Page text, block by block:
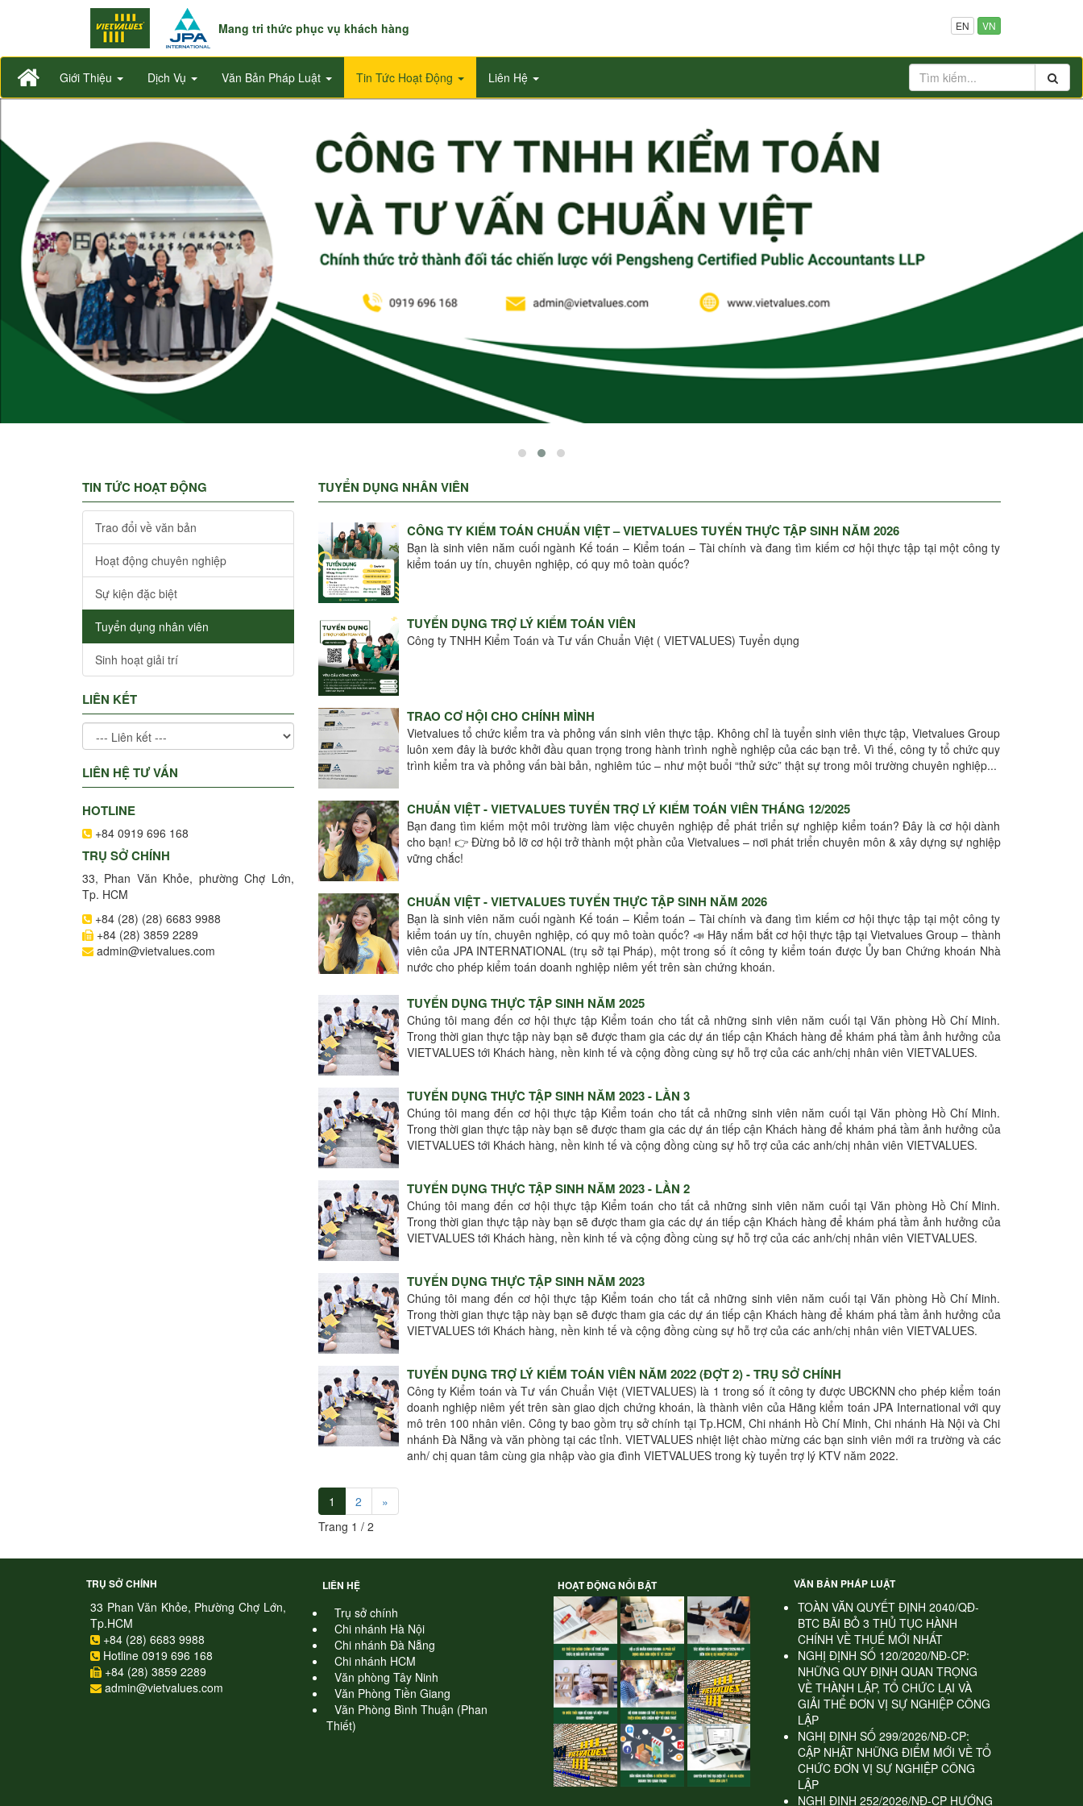
Mang tri thức phục vụ khách hàng EN VN
Giới Thiệu Dịch Vụ Văn Bản Pháp Luật Tin Tức Hoạt Động Liên Hệ
TIN TỨC HOẠT ĐỘNG
Trao đổi về văn bản
Hoạt động chuyên nghiệp
Sự kiện đặc biệt
Tuyển dụng nhân viên
Sinh hoạt giải trí
LIÊN KẾT
LIÊN HỆ TƯ VẤN
HOTLINE
+84 0919 696 168
TRỤ SỞ CHÍNH
33, Phan Văn Khỏe, phường Chợ Lớn,
Tp. HCM
+84 (28) (28) 6683 9988
+84 (28) 3859 2289
admin@vietvalues.com
TUYỂN DỤNG NHÂN VIÊN
CÔNG TY KIỂM TOÁN CHUẨN VIỆT – VIETVALUES TUYỂN THỰC TẬP SINH NĂM 2026
Bạn là sinh viên năm cuối ngành Kế toán – Kiểm toán – Tài chính và đang tìm kiếm cơ hội thực tập tại một công ty
kiểm toán uy tín, chuyên nghiệp, có quy mô toàn quốc?
TUYỂN DỤNG TRỢ LÝ KIỂM TOÁN VIÊN
Công ty TNHH Kiểm Toán và Tư vấn Chuẩn Việt ( VIETVALUES) Tuyển dụng
TRAO CƠ HỘI CHO CHÍNH MÌNH
Vietvalues tổ chức kiểm tra và phỏng vấn sinh viên thực tập. Không chỉ là tuyển sinh viên thực tập, Vietvalues Group
luôn xem đây là bước khởi đầu quan trọng trong hành trình nghề nghiệp của các bạn trẻ. Vì thế, công ty tổ chức quy
trình kiểm tra và phỏng vấn bài bản, nghiêm túc – như một buổi “thử sức” thật sự trong môi trường chuyên nghiệp...
CHUẨN VIỆT - VIETVALUES TUYỂN TRỢ LÝ KIỂM TOÁN VIÊN THÁNG 12/2025
Bạn đang tìm kiếm một môi trường làm việc chuyên nghiệp để phát triển sự nghiệp kiểm toán? Đây là cơ hội dành
cho bạn! 👉 Đừng bỏ lỡ cơ hội trở thành một phần của Vietvalues – nơi phát triển chuyên môn & xây dựng sự nghiệp
vững chắc!
CHUẨN VIỆT - VIETVALUES TUYỂN THỰC TẬP SINH NĂM 2026
Bạn là sinh viên năm cuối ngành Kế toán – Kiểm toán – Tài chính và đang tìm kiếm cơ hội thực tập tại một công ty
kiểm toán uy tín, chuyên nghiệp, có quy mô toàn quốc? 📣 Hãy nắm bắt cơ hội thực tập tại Vietvalues Group – thành
viên của JPA INTERNATIONAL (trụ sở tại Pháp), một trong số ít công ty kiểm toán được Ủy ban Chứng khoán Nhà
nước cho phép kiểm toán doanh nghiệp niêm yết trên sàn chứng khoán.
TUYỂN DỤNG THỰC TẬP SINH NĂM 2025
Chúng tôi mang đến cơ hội thực tập Kiểm toán cho tất cả những sinh viên năm cuối tại Văn phòng Hồ Chí Minh.
Trong thời gian thực tập này bạn sẽ được tham gia các dự án tiếp cận Khách hàng để khám phá tầm ảnh hưởng của
VIETVALUES tới Khách hàng, nền kinh tế và cộng đồng cùng sự hỗ trợ của các anh/chị nhân viên VIETVALUES.
TUYỂN DỤNG THỰC TẬP SINH NĂM 2023 - LẦN 3
Chúng tôi mang đến cơ hội thực tập Kiểm toán cho tất cả những sinh viên năm cuối tại Văn phòng Hồ Chí Minh.
Trong thời gian thực tập này bạn sẽ được tham gia các dự án tiếp cận Khách hàng để khám phá tầm ảnh hưởng của
VIETVALUES tới Khách hàng, nền kinh tế và cộng đồng cùng sự hỗ trợ của các anh/chị nhân viên VIETVALUES.
TUYỂN DỤNG THỰC TẬP SINH NĂM 2023 - LẦN 2
Chúng tôi mang đến cơ hội thực tập Kiểm toán cho tất cả những sinh viên năm cuối tại Văn phòng Hồ Chí Minh.
Trong thời gian thực tập này bạn sẽ được tham gia các dự án tiếp cận Khách hàng để khám phá tầm ảnh hưởng của
VIETVALUES tới Khách hàng, nền kinh tế và cộng đồng cùng sự hỗ trợ của các anh/chị nhân viên VIETVALUES.
TUYỂN DỤNG THỰC TẬP SINH NĂM 2023
Chúng tôi mang đến cơ hội thực tập Kiểm toán cho tất cả những sinh viên năm cuối tại Văn phòng Hồ Chí Minh.
Trong thời gian thực tập này bạn sẽ được tham gia các dự án tiếp cận Khách hàng để khám phá tầm ảnh hưởng của
VIETVALUES tới Khách hàng, nền kinh tế và cộng đồng cùng sự hỗ trợ của các anh/chị nhân viên VIETVALUES.
TUYỂN DỤNG TRỢ LÝ KIỂM TOÁN VIÊN NĂM 2022 (ĐỢT 2) - TRỤ SỞ CHÍNH
Công ty Kiểm toán và Tư vấn Chuẩn Việt (VIETVALUES) là 1 trong số ít công ty được UBCKNN cho phép kiểm toán
doanh nghiệp niêm yết trên sàn giao dịch chứng khoán, là thành viên của Hãng kiểm toán JPA International với quy
mô trên 100 nhân viên. Công ty bao gồm trụ sở chính tại Tp.HCM, Chi nhánh Hồ Chí Minh, Chi nhánh Hà Nội và Chi
nhánh Đà Nẵng và văn phòng tại các tỉnh. VIETVALUES nhiệt liệt chào mừng các bạn sinh viên mới ra trường và các
anh/ chị quan tâm cùng gia nhập vào gia đình VIETVALUES trong kỳ tuyển trợ lý KTV năm 2022.
1 2
»
Trang 1 / 2
TRỤ SỞ CHÍNH
33 Phan Văn Khỏe, Phường Chợ Lớn,
Tp.HCM
+84 (28) 6683 9988
Hotline 0919 696 168
+84 (28) 3859 2289
admin@vietvalues.com
LIÊN HỆ
Trụ sở chính
Chi nhánh Hà Nội
Chi nhánh Đà Nẵng
Chi nhánh HCM
Văn phòng Tây Ninh
Văn Phòng Tiền Giang
Văn Phòng Bình Thuận (Phan
Thiết)
HOẠT ĐỘNG NỔI BẬT VĂN BẢN PHÁP LUẬT
TOÀN VĂN QUYẾT ĐỊNH 2040/QĐ-
BTC BÃI BỎ 3 THỦ TỤC HÀNH
CHÍNH VỀ THUẾ MỚI NHẤT
NGHỊ ĐỊNH SỐ 120/2020/NĐ-CP:
NHỮNG QUY ĐỊNH QUAN TRỌNG
VỀ THÀNH LẬP, TỔ CHỨC LẠI VÀ
GIẢI THỂ ĐƠN VỊ SỰ NGHIỆP CÔNG
LẬP
NGHỊ ĐỊNH SỐ 299/2026/NĐ-CP:
CẬP NHẬT NHỮNG ĐIỂM MỚI VỀ TỔ
CHỨC ĐƠN VỊ SỰ NGHIỆP CÔNG
LẬP
NGHỊ ĐỊNH 252/2026/NĐ-CP HƯỚNG